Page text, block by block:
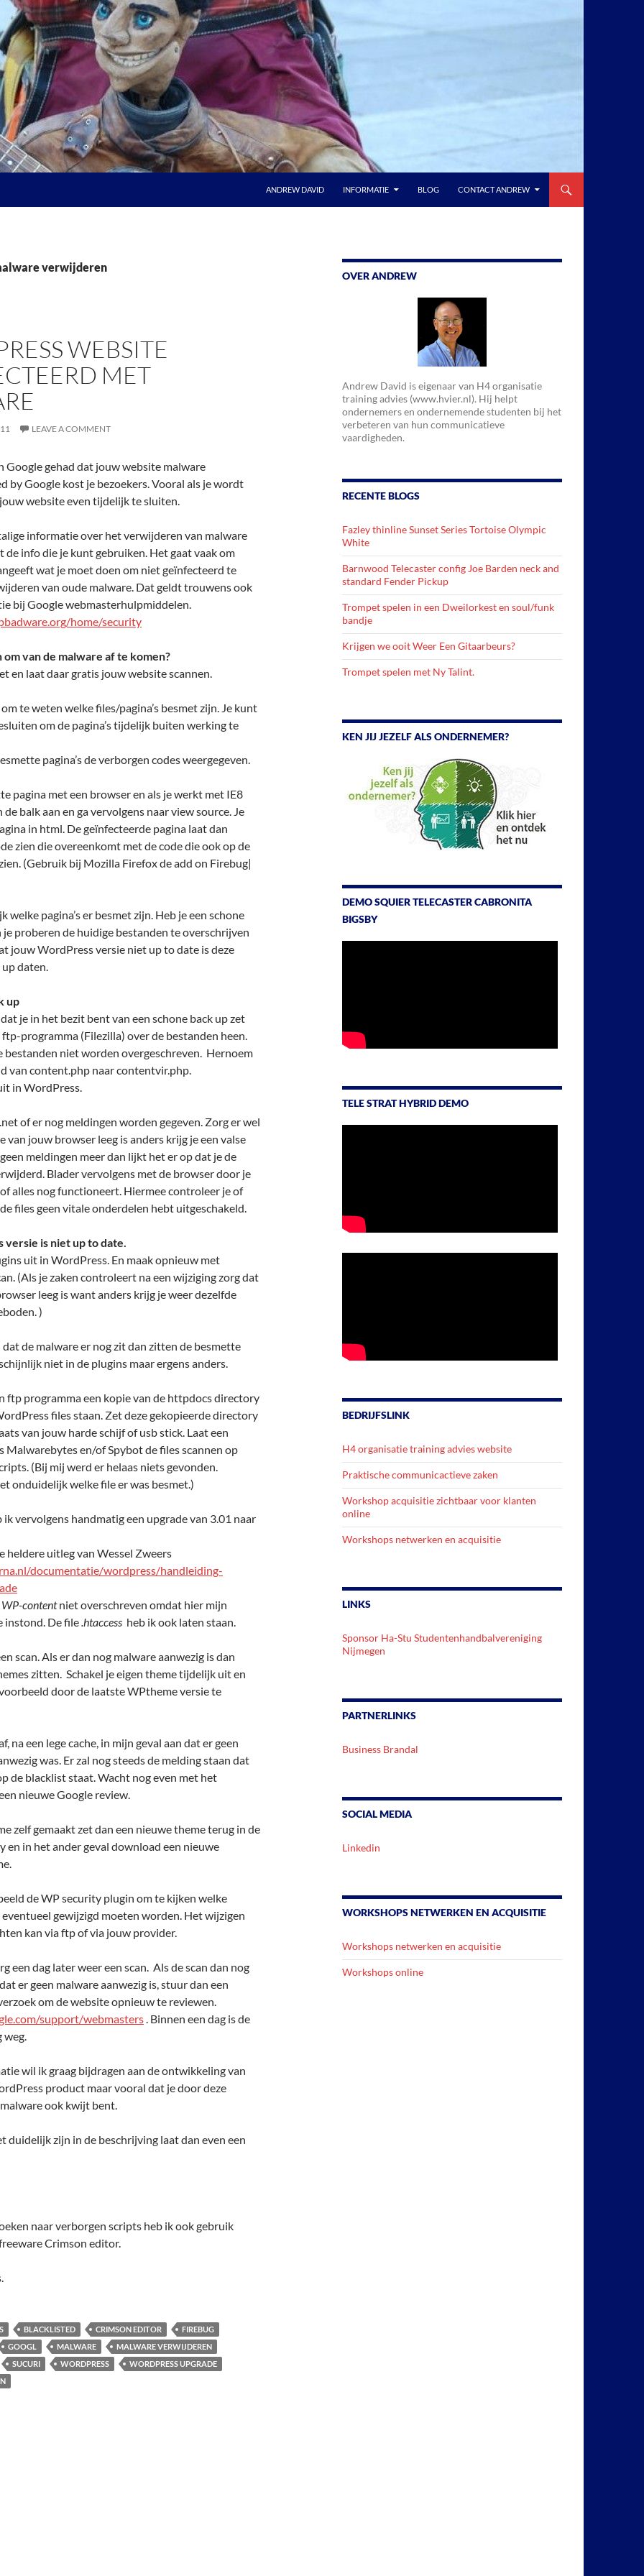
ANDREW DAVID INFORMATIE BLOG CONTACT ANDREW
verwijderen
WEBSITE
MET
LEAVE A COMMENT
Google gehad dat jouw website malware
by Google kost je bezoekers. Vooral als je wordt
website even tijdelijk te sluiten.
informatie over het verwijderen van malware
de info die je kunt gebruiken. Het gaat vaak om
wat je moet doen om niet geïnfecteerd te
van oude malware. Dat geldt trouwens ook
bij Google webmasterhulpmiddelen.
home/security
van de malware af te komen?
en laat daar gratis jouw website scannen.
te weten welke files/pagina’s besmet zijn. Je kunt
om de pagina’s tijdelijk buiten werking te
pagina’s de verborgen codes weergegeven.
pagina met een browser en als je werkt met IE8
de balk aan en ga vervolgens naar view source. Je
in html. De geïnfecteerde pagina laat dan
zien die overeenkomt met de code die ook op de
(Gebruik bij Mozilla Firefox de add on Firebug|
welke pagina’s er besmet zijn. Heb je een schone
proberen de huidige bestanden te overschrijven
jouw WordPress versie niet up to date is deze
daten.
up
je in het bezit bent van een schone back up zet
ftp-programma (Filezilla) over de bestanden heen.
bestanden niet worden overgeschreven. Hernoem
van content.php naar contentvir.php.
in WordPress.
of er nog meldingen worden gegeven. Zorg er wel
van jouw browser leeg is anders krijg je een valse
meldingen meer dan lijkt het er op dat je de
Blader vervolgens met de browser door je
alles nog functioneert. Hiermee controleer je of
files geen vitale onderdelen hebt uitgeschakeld.
is niet up to date.
uit in WordPress. En maak opnieuw met
(Als je zaken controleert na een wijziging zorg dat
leeg is want anders krijg je weer dezelfde
)
dat de malware er nog zit dan zitten de besmette
niet in de plugins maar ergens anders.
ftp programma een kopie van de httpdocs directory
files staan. Zet deze gekopieerde directory
van jouw harde schijf of usb stick. Laat een
Malwarebytes en/of Spybot de files scannen op
(Bij mij werd er helaas niets gevonden.
onduidelijk welke file er was besmet.)
ik vervolgens handmatig een upgrade van 3.01 naar
heldere uitleg van Wessel Zweers
documentatie/wordpress/handleiding-
WP-contentniet overschreven omdat hier mijn
instond. De file.htaccess heb ik ook laten staan.
scan. Als er dan nog malware aanwezig is dan
zitten. Schakel je eigen theme tijdelijk uit en
door de laatste WPtheme versie te
na een lege cache, in mijn geval aan dat er geen
was. Er zal nog steeds de melding staan dat
de blacklist staat. Wacht nog even met het
nieuwe Google review.
zelf gemaakt zet dan een nieuwe theme terug in de
en in het ander geval download een nieuwe
de WP security plugin om te kijken welke
gewijzigd moeten worden. Het wijzigen
kan via ftp of via jouw provider.
een dag later weer een scan. Als de scan dan nog
er geen malware aanwezig is, stuur dan een
om de website opnieuw te reviewen.
support/webmasters. Binnen een dag is de
weg.
wil ik graag bijdragen aan de ontwikkeling van
product maar vooral dat je door deze
ook kwijt bent.
duidelijk zijn in de beschrijving laat dan even een
naar verborgen scripts heb ik ook gebruik
Crimson editor.
BLACKLISTED CRIMSON EDITOR
FIREBUG
GOOGL
MALWARE
MALWARE VERWIJDEREN
SUCURI
WORDPRESS
WORDPRESS UPGRADE
OVER ANDREW
Andrew David is eigenaar van H4 organisatie
training advies (www.hvier.nl). Hij helpt
ondernemers en ondernemende studenten bij het
verbeteren van hun communicatieve
vaardigheden.
RECENTE BLOGS
Fazley thinline Sunset Series Tortoise Olympic
White
Barnwood Telecaster config Joe Barden neck and
standard Fender Pickup
Trompet spelen in een Dweilorkest en soul/funk
bandje
Krijgen we ooit Weer Een Gitaarbeurs?
Trompet spelen met Ny Talint.
KEN JIJ JEZELF ALS ONDERNEMER?
DEMO SQUIER TELECASTER CABRONITA
BIGSBY
TELE STRAT HYBRID DEMO
BEDRIJFSLINK
H4 organisatie training advies website
Praktische communicactieve zaken
Workshop acquisitie zichtbaar voor klanten
online
Workshops netwerken en acquisitie
LINKS
Sponsor Ha-Stu Studentenhandbalvereniging
Nijmegen
PARTNERLINKS
Business Brandal
SOCIAL MEDIA
Linkedin
WORKSHOPS NETWERKEN EN ACQUISITIE
Workshops netwerken en acquisitie
Workshops online